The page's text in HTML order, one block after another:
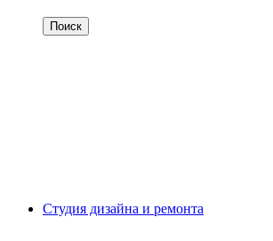
Студия дизайна и ремонта